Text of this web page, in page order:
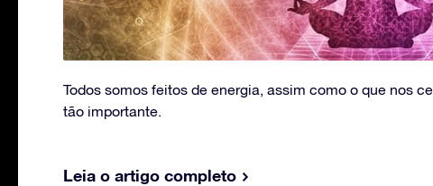
Todos somos feitos de energia, assim como o que nos
tão importante.
Leia o artigo completo